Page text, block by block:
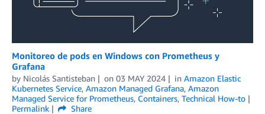
Monitoreo de pods en Windows con Prometheus y
Grafana
by Nicolás Santisteban on 03 MAY 2024 in Amazon Elastic
Kubernetes Service, Amazon Managed Grafana, Amazon
Managed Service for Prometheus, Containers, Technical How-to
Permalink
Share